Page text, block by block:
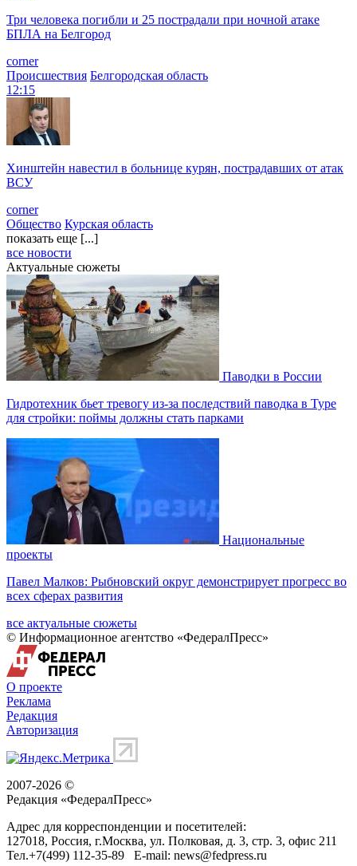
Три человека погибли и 25 пострадали при ночной атаке
БПЛА на Белгород
corner
Происшествия Белгородская область
12:15
Хинштейн навестил в больнице курян, пострадавших от атак
ВСУ
corner
Общество Курская область
показать еще [...]
все новости
Актуальные сюжеты
Паводки в России
Гидротехник бьет тревогу из-за последствий паводка в Туре
для стройки: поймы должны стать парками
Национальные
проекты
Павел Малков: Рыбновский округ демонстрирует прогресс во
всех сферах развития
все актуальные сюжеты
© Информационное агентство «ФедералПресс»
О проекте
Реклама
Редакция
Авторизация
2007-2026 ©
Редакция «ФедералПресс»
Адрес для корреспонденции и посетителей:
127018, Россия, г.Москва, ул. Полковая, д. 3, стр. 3, офис 211
Тел.+7(499) 112-35-89 E-mail: news@fedpress.ru